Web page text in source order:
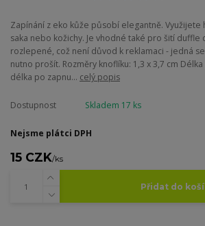
Zapínání z eko kůže působí elegantně. Využijete
saka nebo kožichy. Je vhodné také pro šití
rozlepené, což není důvod k reklamaci - jedná
nutno prošít. Rozměry knoflíku: 1,3 x 3,7 cm
délka po zapnu... celý popis
Dostupnost Skladem 17 ks
Nejsme plátci DPH
15 CZK/ks
Přidat do